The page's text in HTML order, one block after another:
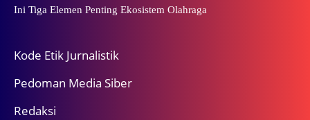
Ini Tiga Elemen Penting Ekosistem Olahraga
Kode Etik Jurnalistik
Pedoman Media Siber
Redaksi